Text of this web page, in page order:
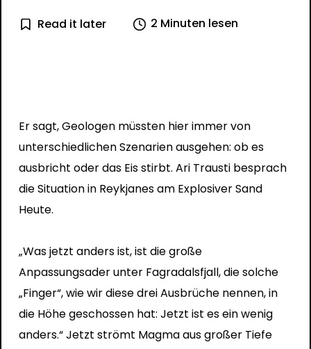
Read it later 2 Minuten lesen
Er sagt, Geologen müssten hier immer von
unterschiedlichen Szenarien ausgehen: ob es
ausbricht oder das Eis stirbt. Ari Trausti besprach
die Situation in Reykjanes am Explosiver Sand
Heute.
„Was jetzt anders ist, ist die große
Anpassungsader unter Fagradalsfjall, die solche
„Finger“, wie wir diese drei Ausbrüche nennen, in
die Höhe geschossen hat: Jetzt ist es ein wenig
anders.“ Jetzt strömt Magma aus großer Tiefe